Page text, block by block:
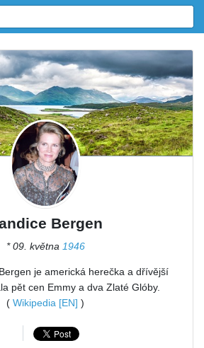
Bergen
* 09. května 1946
je americká herečka a dřívější
pět cen Emmy a dva Zlaté Glóby.
( Wikipedia [EN] )